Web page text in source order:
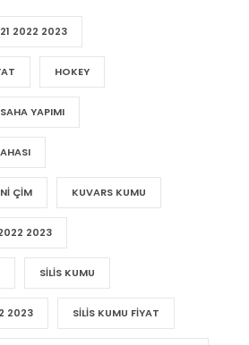
2022 2023
HOKEY
YAPIMI
ÇIM KUVARS KUMU
2023
SILIS KUMU
2023 SILIS KUMU FIYAT